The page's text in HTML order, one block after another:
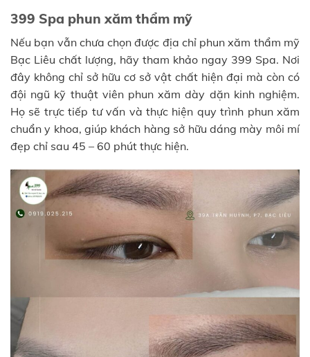
399 Spa phun xăm thẩm mỹ
Nếu bạn vẫn chưa chọn được địa chỉ phun xăm thẩm mỹ
Bạc Liêu chất lượng, hãy tham khảo ngay 399 Spa. Nơi
đây không chỉ sở hữu cơ sở vật chất hiện đại mà còn có
đội ngũ kỹ thuật viên phun xăm dày dặn kinh nghiệm.
Họ sẽ trực tiếp tư vấn và thực hiện quy trình phun xăm
chuẩn y khoa, giúp khách hàng sở hữu dáng mày môi mí
đẹp chỉ sau 45 – 60 phút thực hiện.